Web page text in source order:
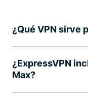
¿Qué VPN sirve
¿ExpressVPN
Max?